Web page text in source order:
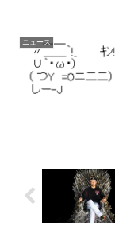
ニュース